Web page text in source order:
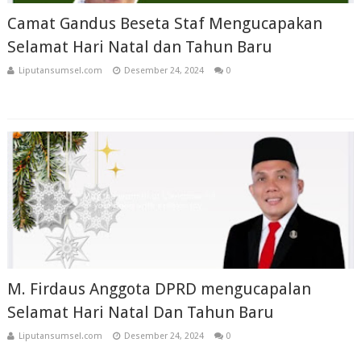
Camat Gandus Beseta Staf Mengucapakan
Selamat Hari Natal dan Tahun Baru
Liputansumsel.com Desember 24, 2024 0
M. Firdaus Anggota DPRD mengucapalan
Selamat Hari Natal Dan Tahun Baru
Liputansumsel.com Desember 24, 2024 0